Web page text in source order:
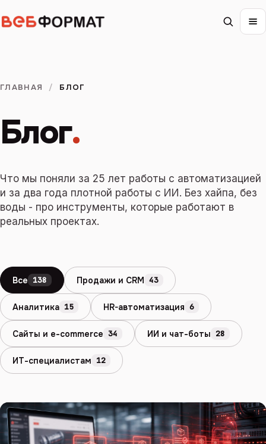
ГЛАВНАЯ / БЛОГ
Блог.
Что мы поняли за 25 лет работы с автоматизацией
и за два года плотной работы с ИИ. Без хайпа, без
воды - про инструменты, которые работают в
реальных проектах.
Все 138 Продажи и CRM 43
Аналитика 15 HR-автоматизация 6
Сайты и e-commerce 34 ИИ и чат-боты 28
ИТ-специалистам 12